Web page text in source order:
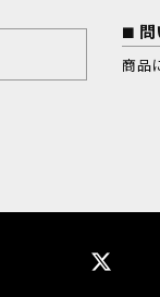
商品